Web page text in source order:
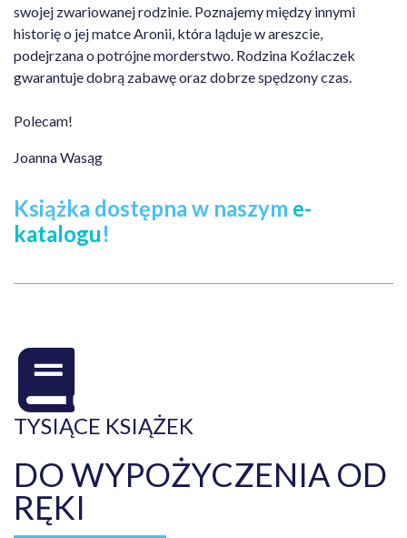
swojej zwariowanej rodzinie. Poznajemy między innymi
historię o jej matce Aronii, która ląduje w areszcie,
podejrzana o potrójne morderstwo. Rodzina Koźlaczek
gwarantuje dobrą zabawę oraz dobrze spędzony czas.
Polecam!
Joanna Wasąg
Książka dostępna w naszym e-
katalogu!
TYSIĄCE KSIĄŻEK
DO WYPOŻYCZENIA OD
RĘKI